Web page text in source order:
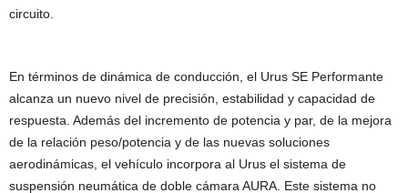
circuito.
En términos de dinámica de conducción, el Urus SE Performante
alcanza un nuevo nivel de precisión, estabilidad y capacidad de
respuesta. Además del incremento de potencia y par, de la mejora
de la relación peso/potencia y de las nuevas soluciones
aerodinámicas, el vehículo incorpora al Urus el sistema de
suspensión neumática de doble cámara AURA. Este sistema no